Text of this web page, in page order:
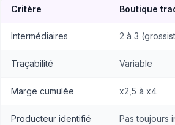
Critère Boutique
Intermédiaires 2 à 3
Traçabilité Variable
Marge cumulée x2,5 à x4
Producteur identifié Pas toujours